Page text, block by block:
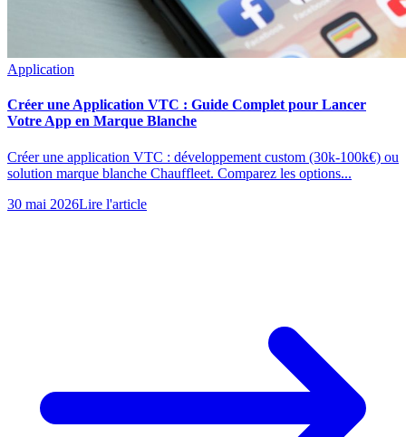
Application
Créer une Application VTC : Guide Complet pour Lancer
Votre App en Marque Blanche
Créer une application VTC : développement custom (30k-100k€) ou
solution marque blanche Chauffleet. Comparez les options...
30 mai 2026Lire l'article